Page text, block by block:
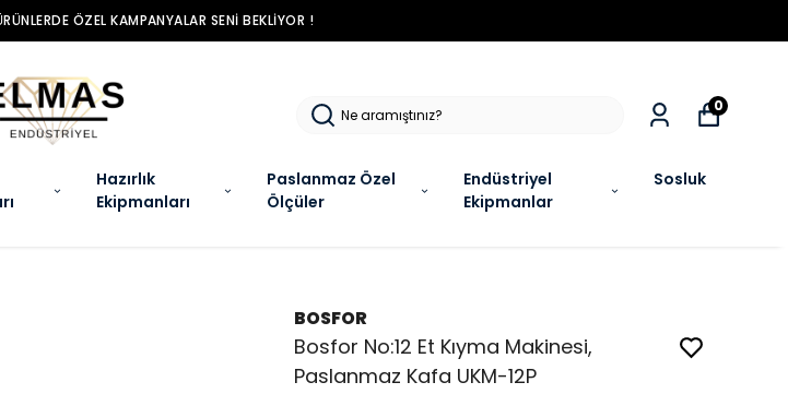
ÖZEL KAMPANYALAR SENI BEKLIYOR !
Hazırlık
Ekipmanları
Paslanmaz Özel
Ölçüler
Endüstriyel
Ekipmanlar
Sosluk
0
BOSFOR
Bosfor No:12 Et Kıyma Makinesi,
Paslanmaz Kafa UKM-12P